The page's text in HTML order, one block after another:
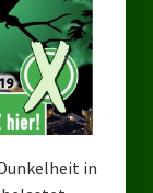
in